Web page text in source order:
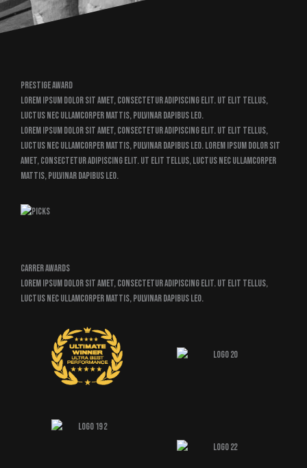
Prestige Award
Lorem ipsum dolor sit amet, consectetur adipiscing elit. Ut elit tellus,
luctus nec ullamcorper mattis, pulvinar dapibus leo.
Lorem ipsum dolor sit amet, consectetur adipiscing elit. Ut elit tellus,
luctus nec ullamcorper mattis, pulvinar dapibus leo. Lorem ipsum dolor sit
amet, consectetur adipiscing elit. Ut elit tellus, luctus nec ullamcorper
mattis, pulvinar dapibus leo.
Carrer Awards
Lorem ipsum dolor sit amet, consectetur adipiscing elit. Ut elit tellus,
luctus nec ullamcorper mattis, pulvinar dapibus leo.